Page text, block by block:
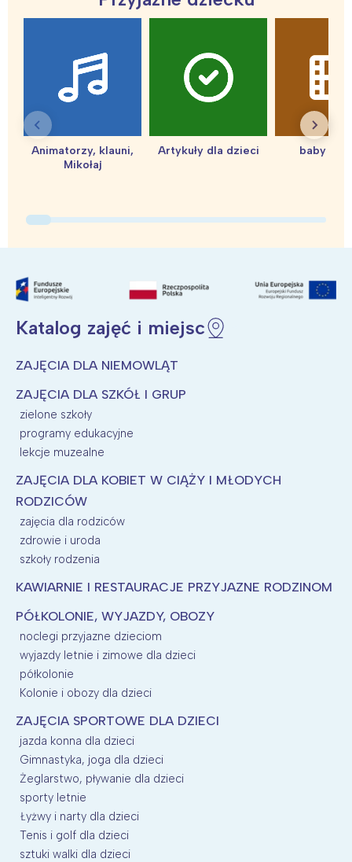
Animatorzy, klauni,
Mikołaj
Artykuły dla dzieci baby
Katalog zajęć i miejsc
ZAJĘCIA DLA NIEMOWLĄT
ZAJĘCIA DLA SZKÓŁ I GRUP
zielone szkoły
programy edukacyjne
lekcje muzealne
ZAJĘCIA DLA KOBIET W CIĄŻY I MŁODYCH
RODZICÓW
zajęcia dla rodziców
zdrowie i uroda
szkoły rodzenia
KAWIARNIE I RESTAURACJE PRZYJAZNE RODZINOM
PÓŁKOLONIE, WYJAZDY, OBOZY
noclegi przyjazne dzieciom
wyjazdy letnie i zimowe dla dzieci
półkolonie
Kolonie i obozy dla dzieci
ZAJĘCIA SPORTOWE DLA DZIECI
jazda konna dla dzieci
Gimnastyka, joga dla dzieci
Żeglarstwo, pływanie dla dzieci
sporty letnie
Łyżwy i narty dla dzieci
Tenis i golf dla dzieci
sztuki walki dla dzieci